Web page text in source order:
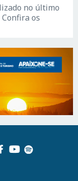
no último
os